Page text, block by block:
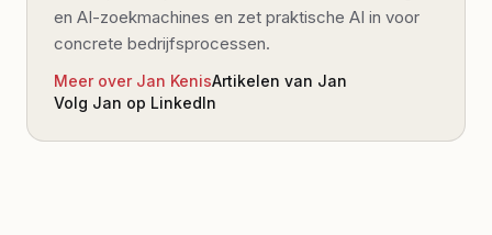
en AI-zoekmachines en zet praktische AI in voor
concrete bedrijfsprocessen.
Meer over Jan KenisArtikelen van Jan
Volg Jan op LinkedIn